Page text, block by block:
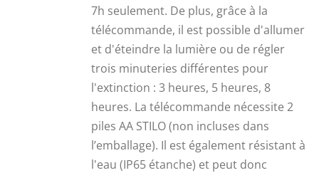
7h seulement. De plus, grâce à la
télécommande, il est possible d'allumer
et d'éteindre la lumière ou de régler
trois minuteries différentes pour
l'extinction : 3 heures, 5 heures, 8
heures. La télécommande nécessite 2
piles AA STILO (non incluses dans
l’emballage). Il est également résistant à
l'eau (IP65 étanche) et peut donc